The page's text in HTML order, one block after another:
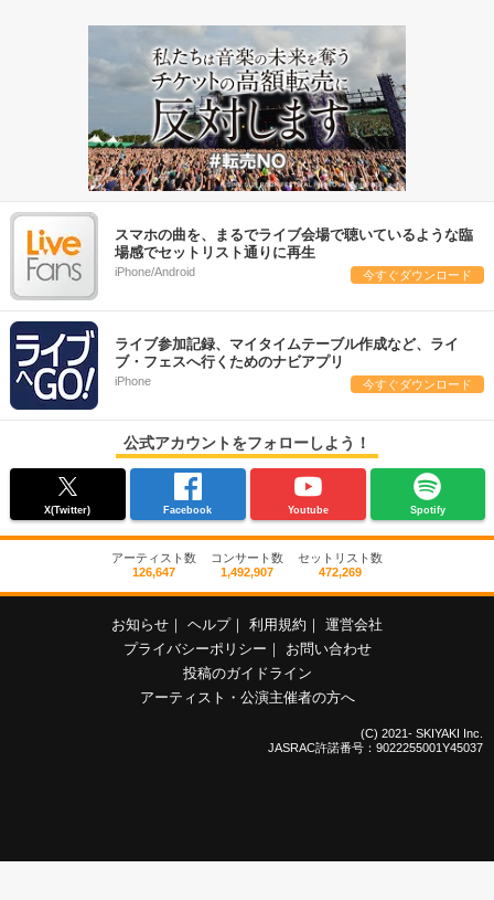
スマホの曲を、まるでライブ会場で聴いているような臨
場感でセットリスト通りに再生
iPhone/Android 今すぐダウンロード
ライブ参加記録、マイタイムテーブル作成など、ライ
ブ・フェスへ行くためのナビアプリ
iPhone 今すぐダウンロード
公式アカウントをフォローしよう！
X(Twitter) Facebook Youtube Spotify
アーティスト数
126,647
コンサート数
1,492,907
セットリスト数
472,269
お知らせ ヘルプ 利用規約
運営会社
プライバシーポリシー
お問い合わせ
投稿のガイドライン
アーティスト・公演主催者の方へ
(C) 2021- SKIYAKI Inc.
JASRAC許諾番号：9022255001Y45037